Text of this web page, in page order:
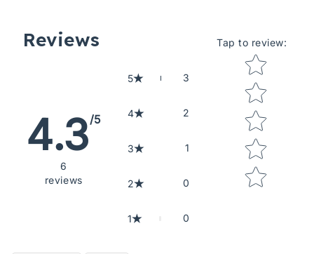
Reviews
4.3/5
6
reviews
5 3
4 2
3 1
2 0
1 0
Tap to review:
Star rating